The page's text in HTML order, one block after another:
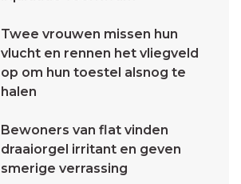
Twee vrouwen missen hun
vlucht en rennen het vliegveld
op om hun toestel alsnog te
halen
Bewoners van flat vinden
draaiorgel irritant en geven
smerige verrassing